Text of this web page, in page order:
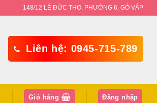
148/12 LÊ ĐỨC THỌ, PHƯỜNG 6, GÒ VẤP
Liên hệ: 0945-715-789
Giỏ hàng Đăng nhập